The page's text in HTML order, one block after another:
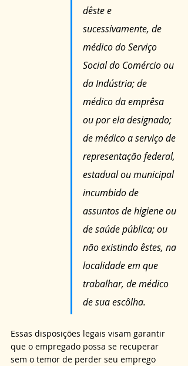
dêste e
sucessivamente, de
médico do Serviço
Social do Comércio ou
da Indústria; de
médico da emprêsa
ou por ela designado;
de médico a serviço de
representação federal,
estadual ou municipal
incumbido de
assuntos de higiene ou
de saúde pública; ou
não existindo êstes, na
localidade em que
trabalhar, de médico
de sua escôlha.
Essas disposições legais visam garantir
que o empregado possa se recuperar
sem o temor de perder seu emprego